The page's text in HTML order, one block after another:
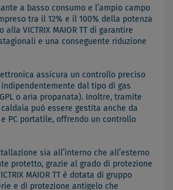
a basso consumo e l’ampio campo
tra il 12% e il 100% della potenza
VICTRIX MAIOR TT di garantire
e una conseguente riduzione
assicura un controllo preciso
dal tipo di gas
o aria propanata). Inoltre, tramite
caldaia può essere gestita anche da
PC portatile, offrendo un controllo
sia all’interno che all’esterno
protetto, grazie al grado di protezione
MAIOR TT è dotata di gruppo
e di protezione antigelo che